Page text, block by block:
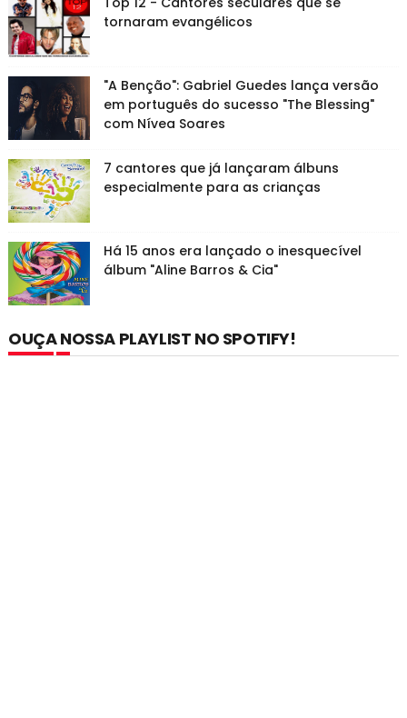
tornaram evangélicos
"A Benção": Gabriel Guedes lança versão
em português do sucesso "The Blessing"
com Nívea Soares
7 cantores que já lançaram álbuns
especialmente para as crianças
Há 15 anos era lançado o inesquecível
álbum "Aline Barros & Cia"
OUÇA NOSSA PLAYLIST NO SPOTIFY!